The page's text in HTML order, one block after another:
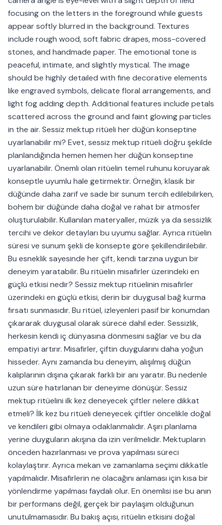
focusing on the letters in the foreground while guests
appear softly blurred in the background. Textures
include rough wood, soft fabric drapes, moss-covered
stones, and handmade paper. The emotional tone is
peaceful, intimate, and slightly mystical. The image
should be highly detailed with fine decorative elements
like engraved symbols, delicate floral arrangements, and
light fog adding depth. Additional features include petals
scattered across the ground and faint glowing particles
in the air. Sessiz mektup ritüeli her düğün konseptine
uyarlanabilir mi? Evet, sessiz mektup ritüeli doğru şekilde
planlandığında hemen hemen her düğün konseptine
uyarlanabilir. Önemli olan ritüelin temel ruhunu koruyarak
konseptle uyumlu hale getirmektir. Örneğin, klasik bir
düğünde daha zarif ve sade bir sunum tercih edilebilirken,
bohem bir düğünde daha doğal ve rahat bir atmosfer
oluşturulabilir. Kullanılan materyaller, müzik ya da sessizlik
tercihi ve dekor detayları bu uyumu sağlar. Ayrıca ritüelin
süresi ve sunum şekli de konsepte göre şekillendirilebilir.
Bu esneklik sayesinde her çift, kendi tarzına uygun bir
deneyim yaratabilir. Bu ritüelin misafirler üzerindeki en
güçlü etkisi nedir? Sessiz mektup ritüelinin misafirler
üzerindeki en güçlü etkisi, derin bir duygusal bağ kurma
fırsatı sunmasıdır. Bu ritüel, izleyenleri pasif bir konumdan
çıkararak duygusal olarak sürece dahil eder. Sessizlik,
herkesin kendi iç dünyasına dönmesini sağlar ve bu da
empatiyi artırır. Misafirler, çiftin duygularını daha yoğun
hisseder. Aynı zamanda bu deneyim, alışılmış düğün
kalıplarının dışına çıkarak farklı bir anı yaratır. Bu nedenle
uzun süre hatırlanan bir deneyime dönüşür. Sessiz
mektup ritüelini ilk kez deneyecek çiftler nelere dikkat
etmeli? İlk kez bu ritüeli deneyecek çiftler öncelikle doğal
ve kendileri gibi olmaya odaklanmalıdır. Aşırı planlama
yerine duyguların akışına da izin verilmelidir. Mektupların
önceden hazırlanması ve prova yapılması süreci
kolaylaştırır. Ayrıca mekan ve zamanlama seçimi dikkatle
yapılmalıdır. Misafirlerin ne olacağını anlaması için kısa bir
yönlendirme yapılması faydalı olur. En önemlisi ise bu anın
bir performans değil, gerçek bir paylaşım olduğunun
unutulmamasıdır. Bu bakış açısı, ritüelin etkisini doğal